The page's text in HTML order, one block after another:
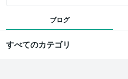
ブログ
すべてのカテゴリ